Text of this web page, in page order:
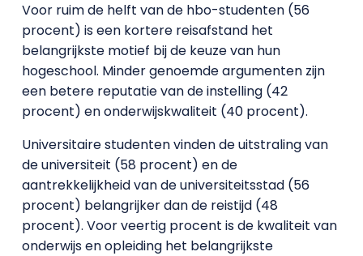
Voor ruim de helft van de hbo-studenten (56
procent) is een kortere reisafstand het
belangrijkste motief bij de keuze van hun
hogeschool. Minder genoemde argumenten zijn
een betere reputatie van de instelling (42
procent) en onderwijskwaliteit (40 procent).
Universitaire studenten vinden de uitstraling van
de universiteit (58 procent) en de
aantrekkelijkheid van de universiteitsstad (56
procent) belangrijker dan de reistijd (48
procent). Voor veertig procent is de kwaliteit van
onderwijs en opleiding het belangrijkste